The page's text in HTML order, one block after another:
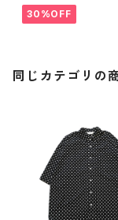
30%OFF
同じカテゴリの